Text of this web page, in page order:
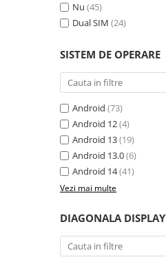
Casti Profesionale
Ceasuri si Inele smart, bratari
Smartwatch
Ceasuri Smart pentru copii
Bratari Fitness
Accesorii Smartwatch
Trotinete electrice si accesorii
Nu (45)
Dual SIM (24)
SISTEM DE OPERARE
Android (73)
Android 12(4)
Android 13(19)
Android 13.0(6)
Android 14(41)
Vezi mai multe
DIAGONALA DISPLAY